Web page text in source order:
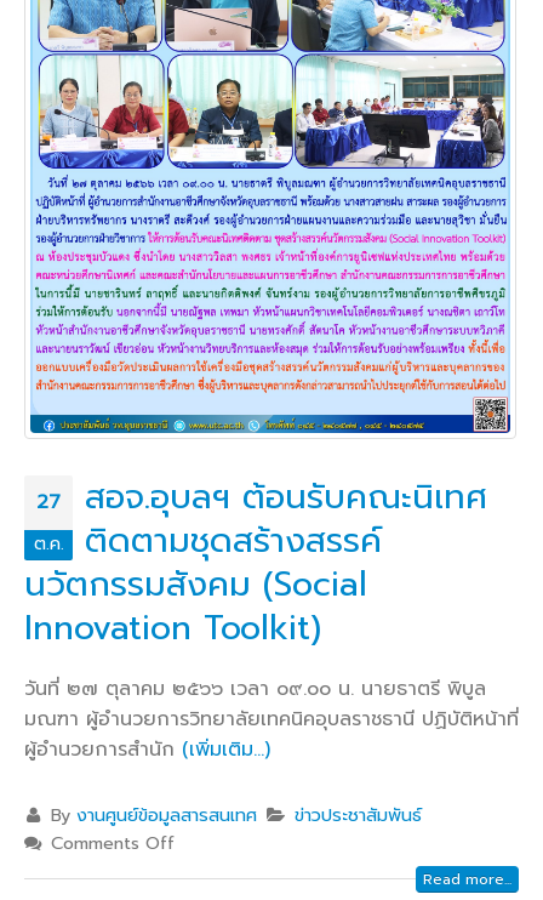
27
ต.ค.
สอจ.อุบลฯ ต้อนรับคณะนิเทศ
ติดตามชุดสร้างสรรค์
นวัตกรรมสังคม (Social
Innovation Toolkit)
วันที่ ๒๗ ตุลาคม ๒๕๖๖ เวลา ๐๙.๐๐ น. นายธาตรี พิบูล
มณฑา ผู้อำนวยการวิทยาลัยเทคนิคอุบลราชธานี ปฏิบัติหน้าที่
ผู้อำนวยการสำนัก (เพิ่มเติม…)
Byงานศูนย์ข้อมูลสารสนเทศ
ข่าวประชาสัมพันธ์
Comments Off
Read more...